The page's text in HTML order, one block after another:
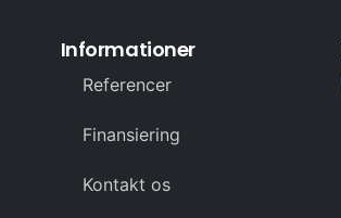
Informationer
Referencer
Finansiering
Kontakt os